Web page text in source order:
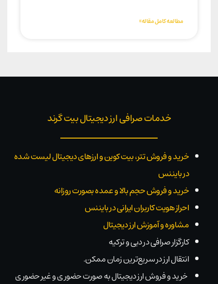
مطالعه کامل مقاله»
خدمات صرافی ارز دیجیتال بیت گرند
خرید و فروش تتر، بیت کوین و ارزهای دیجیتال لیست شده
در بایننس
خرید و فروش حجم بالا و عمده بصورت روزانه
احراز هویت کاربران ایرانی در بایننس
مشاوره و آموزش ارز دیجیتال
کارگزار صرافی در دبی و ترکیه
انتقال ارز در سریع‌ترین زمان ممکن.
خرید و فروش ارز دیجیتال به صورت حضوری و غیر حضوری